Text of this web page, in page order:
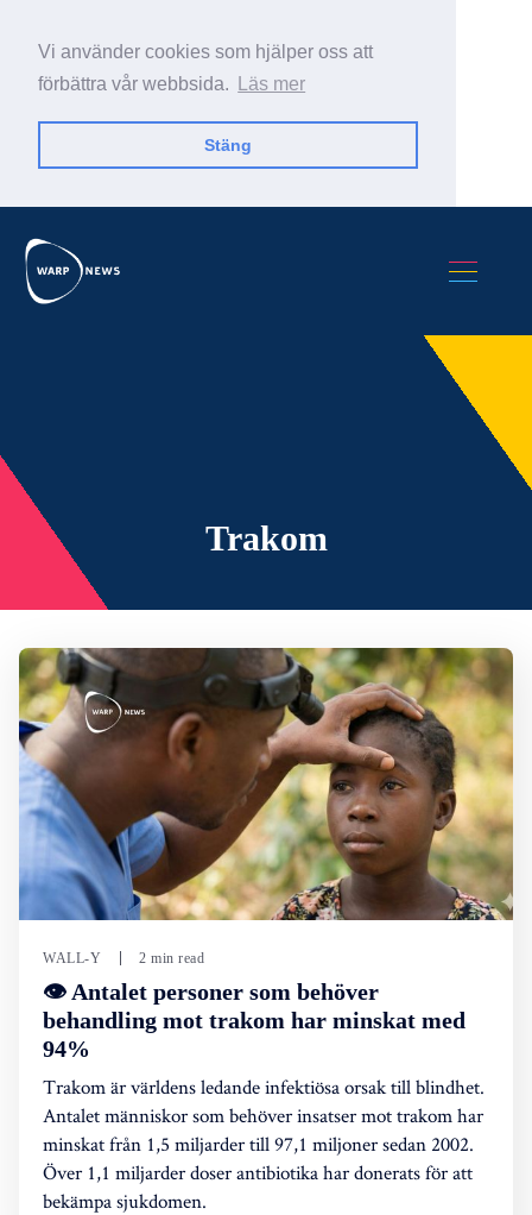
Vi använder cookies som hjälper oss att
förbättra vår webbsida.
Läs mer
Stäng
Trakom
WALL-Y 2 min read
👁️ Antalet personer som behöver
behandling mot trakom har minskat med
94%
Trakom är världens ledande infektiösa orsak till blindhet.
Antalet människor som behöver insatser mot trakom har
minskat från 1,5 miljarder till 97,1 miljoner sedan 2002.
Över 1,1 miljarder doser antibiotika har donerats för att
bekämpa sjukdomen.